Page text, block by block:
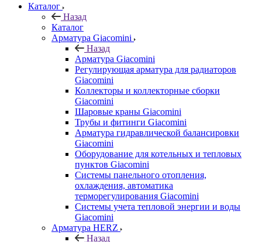
Каталог
Назад
Каталог
Арматура Giacomini
Назад
Арматура Giacomini
Регулирующая арматура для радиаторов
Giacomini
Коллекторы и коллекторные сборки
Giacomini
Шаровые краны Giacomini
Трубы и фитинги Giacomini
Арматура гидравлической балансировки
Giacomini
Оборудование для котельных и тепловых
пунктов Giacomini
Системы панельного отопления,
охлаждения, автоматика
терморегулирования Giacomini
Системы учета тепловой энергии и воды
Giacomini
Арматура HERZ
Назад